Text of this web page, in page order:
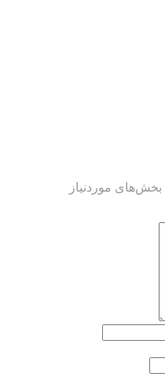
بخش‌های موردنیاز